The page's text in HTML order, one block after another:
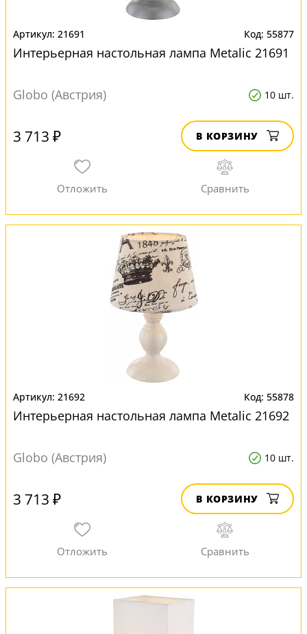
21691 55877
Интерьерная настольная лампа Metalic 21691
Globo (Австрия) 10 шт.
3 713 ₽ В КОРЗИНУ
21692 55878
Интерьерная настольная лампа Metalic 21692
Globo (Австрия) 10 шт.
3 713 ₽ В КОРЗИНУ